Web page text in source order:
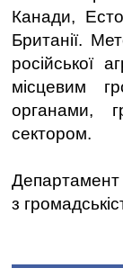
Канади,
Британії.
російської
місцевим
органами,
сектором.
Департамент
з